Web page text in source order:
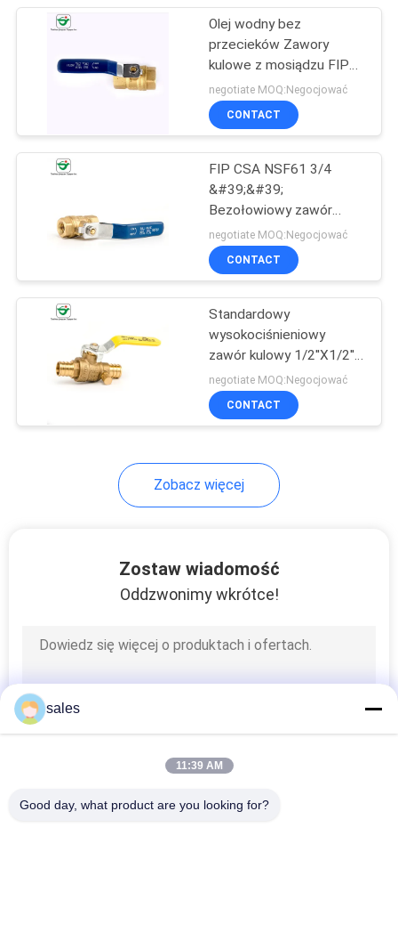
Mosiężny zawór
kątowy
Zawór kulowy mini
Mosiężne złącze
25
Miedziany
ogranicznik do
Rozdzielacz wody
Pex
Olej wodny bez
przecieków Zawory
kulowe z mosiądzu FIP
1-1/4 &#39;&#39;
negotiate MOQ:Negocjować
CONTACT
FIP CSA NSF61 3/4
&#39;&#39;
Bezołowiowy zawór
kulowy Zasilanie ręczne
negotiate MOQ:Negocjować
CONTACT
Standardowy
wysokociśnieniowy
zawór kulowy 1/2''X1/2'' z
miedzi na Pex
negotiate MOQ:Negocjować
CONTACT
Zobacz więcej
Zostaw wiadomość
Oddzwonimy wkrótce!
sales
11:39 AM
Good day, what product are you looking for?